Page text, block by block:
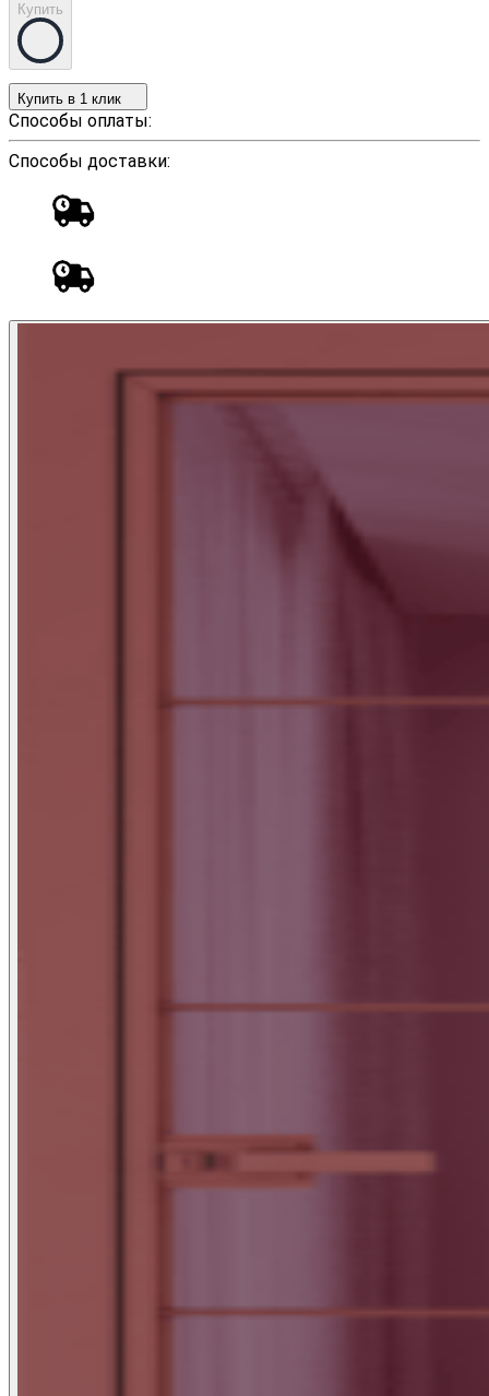
Купить
Купить в 1 клик
Способы оплаты:
Способы доставки: